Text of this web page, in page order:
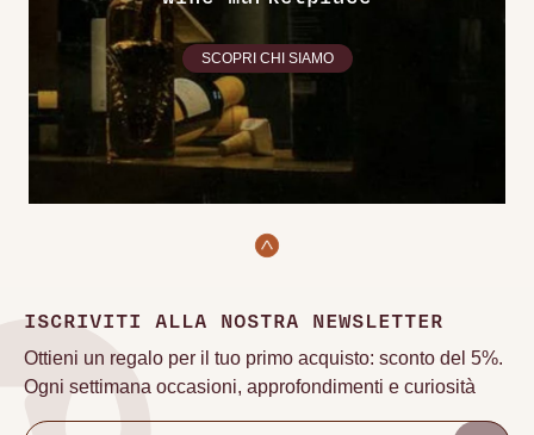
SCOPRI CHI SIAMO
ISCRIVITI ALLA NOSTRA NEWSLETTER
Ottieni un regalo per il tuo primo acquisto: sconto del 5%.
Ogni settimana occasioni, approfondimenti e curiosità